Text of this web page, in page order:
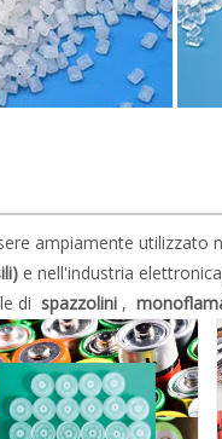
ampiamente utilizzato
e nell'industria
di spazzolini ,